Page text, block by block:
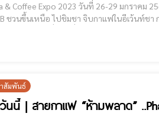
Expo 2023 วันที่ 26-29 มกราคม 2566 ณ ศูนย์การค้า One
ชวนขึ้นเหนือ ไปชิมชา จิบกาแฟในอีเว้นท์ชา
สัมพันธ์
วันนี้ | สายกาแฟ “ห้ามพลาด”